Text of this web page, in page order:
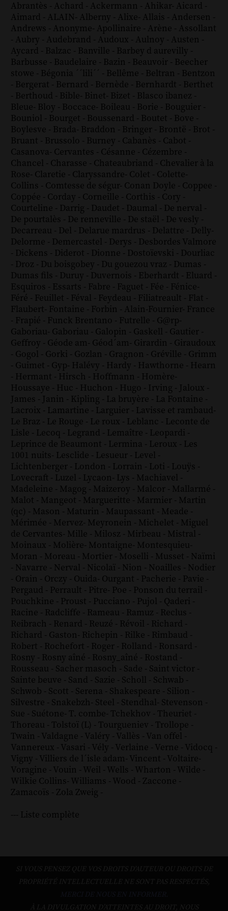
Abrantès - Achard - Ackermann - Ahikar- Aicard -
Aimard - ALAIN- Alberny - Alixe- Allais - Andersen -
Andrews - Anonyme- Apollinaire - Arène - Assollant
- Aubry - Audebrand - Audoux - Aulnoy - Austen -
Aycard - Balzac - Banville - Barbey d aurevilly -
Barbusse - Baudelaire - Bazin - Beauvoir - Beecher
stowe - Bégonia ´´lili´´ - Bellême - Beltran - Bentzon
- Bergerat - Bernard - Bernède - Bernhardt - Berthet
- Berthoud - Bible- Binet- Bizet - Blasco ibanez -
Bleue- Bloy - Boccace- Boileau - Borie - Bouguier -
Bouniol - Bourget - Boussenard - Boutet - Bove -
Boylesve - Brada- Braddon - Bringer - Brontë - Brot -
Bruant - Brussolo - Burney - Cabanès - Cabot -
Casanova- Cervantes - Césanne - Cézembre -
Chancel - Charasse - Chateaubriand - Chevalier à la
Rose- Claretie - Claryssandre- Colet - Colette-
Collins - Comtesse de ségur- Conan Doyle - Coppee -
Coppée - Corday - Corneille - Corthis - Cory -
Courteline - Darrig - Daudet - Daumal - De nerval -
De pourtalès - De renneville - De staël - De vesly -
Decarreau - Del - Delarue mardrus - Delattre - Delly-
Delorme - Demercastel - Derys - Desbordes Valmore
- Dickens - Diderot - Dionne - Dostoïevski - Dourliac
- Droz - Du boisgobey - Du gouezou vraz - Dumas -
Dumas fils - Duruy - Duvernois - Eberhardt - Eluard -
Esquiros - Essarts - Fabre - Faguet - Fée - Fénice-
Féré - Feuillet - Féval - Feydeau - Filiatreault - Flat -
Flaubert- Fontaine - Forbin - Alain-Fournier- France
- Frapié - Funck Brentano - Futrelle - G@rp-
Gaboriau- Gaboriau - Galopin - Gaskell - Gautier -
Geffroy - Géode am- Géod´am- Girardin - Giraudoux
- Gogol - Gorki - Gozlan - Gragnon - Gréville - Grimm
- Guimet - Gyp- Halévy - Hardy - Hawthorne - Hearn
- Hermant - Hirsch - Hoffmann - Homère-
Houssaye - Huc - Huchon - Hugo - Irving - Jaloux -
James - Janin - Kipling - La bruyère - La Fontaine -
Lacroix - Lamartine - Larguier - Lavisse et rambaud-
Le Braz - Le Rouge - Le roux - Leblanc - Leconte de
Lisle - Lecoq - Legrand - Lemaître - Leopardi -
Leprince de Beaumont - Lermina - Leroux - Les
1001 nuits- Lesclide - Lesueur - Level -
Lichtenberger - London - Lorrain - Loti - Louÿs -
Lovecraft - Luzel - Lycaon- Lys - Machiavel -
Madeleine - Magog - Maizeroy - Malcor - Mallarmé -
Malot - Mangeot - Margueritte - Marmier - Martin
(qc) - Mason - Maturin - Maupassant - Meade -
Mérimée - Mervez- Meyronein - Michelet - Miguel
de Cervantes- Mille - Milosz - Mirbeau - Mistral -
Moinaux - Molière- Montaigne- Montesquieu-
Moran - Moreau - Mortier - Moselli - Musset - Naïmi
- Navarre - Nerval - Nicolaï - Nion - Noailles - Nodier
- Orain - Orczy - Ouida- Ourgant - Pacherie - Pavie -
Pergaud - Perrault - Pitre- Poe - Ponson du terrail -
Pouchkine - Proust - Pucciano - Pujol - Qaderi -
Racine - Radcliffe - Rameau - Ramuz - Reclus -
Reibrach - Renard - Reuzé - Révoil - Richard -
Richard - Gaston- Richepin - Rilke - Rimbaud -
Robert - Rochefort - Roger - Rolland - Ronsard -
Rosny - Rosny aîné - Rosny_aîné - Rostand -
Rousseau - Sacher masoch - Sade - Saint victor -
Sainte beuve - Sand - Sazie - Scholl - Schwab -
Schwob - Scott - Serena - Shakespeare - Silion -
Silvestre - Snakebzh- Steel - Stendhal- Stevenson -
Sue - Suétone- T. combe- Tchekhov - Theuriet -
Thoreau - Tolstoï (L) - Tourgueniev - Trollope -
Twain - Valdagne - Valéry - Vallès - Van offel -
Vannereux - Vasari - Vély - Verlaine - Verne - Vidocq -
Vigny - Villiers de l´isle adam- Vincent - Voltaire-
Voragine - Vouin - Weil - Wells - Wharton - Wilde -
Wilkie Collins- Williams - Wood - Zaccone -
Zamacoïs - Zola Zweig -
--- Liste complète